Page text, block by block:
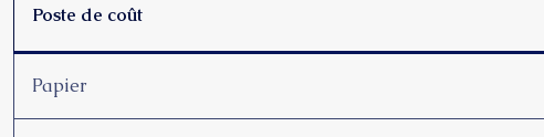
Poste de coût
Papier